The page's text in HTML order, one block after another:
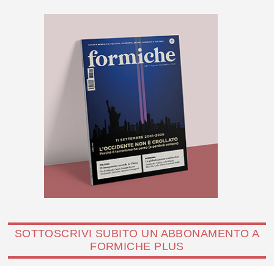
SOTTOSCRIVI SUBITO UN ABBONAMENTO A
FORMICHE PLUS